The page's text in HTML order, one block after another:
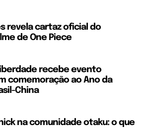
revela cartaz oficial do
de One Piece
recebe evento
comemoração ao Ano da
China
na comunidade otaku: o que